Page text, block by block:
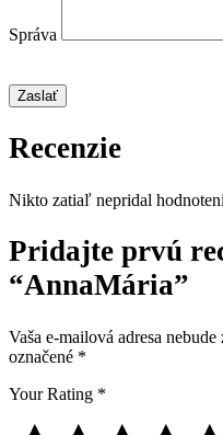
Správa
Zaslať
Recenzie
Nikto zatiaľ nepridal
Pridajte prvú
“AnnaMária”
Vaša e-mailová adresa nebude
označené *
Your Rating *